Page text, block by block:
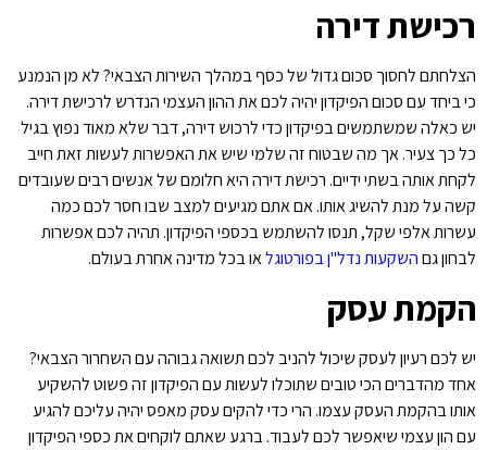
רכישת דירה
הצלחתם לחסוך סכום גדול של כסף במהלך השירות הצבאי? לא מן הנמנע
כי ביחד עם סכום הפיקדון יהיה לכם את ההון העצמי הנדרש לרכישת דירה.
יש כאלה שמשתמשים בפיקדון כדי לרכוש דירה, דבר שלא מאוד נפוץ בגיל
כל כך צעיר. אך מה שבטוח זה שלמי שיש את האפשרות לעשות זאת חייב
לקחת אותה בשתי ידיים. רכישת דירה היא חלומם של אנשים רבים שעובדים
קשה על מנת להשיג אותו. אם אתם מגיעים למצב שבו חסר לכם כמה
עשרות אלפי שקל, תנסו להשתמש בכספי הפיקדון. תהיה לכם אפשרות
לבחון גםהשקעות נדל"ן בפורטוגלאו בכל מדינה אחרת בעולם.
הקמת עסק
יש לכם רעיון לעסק שיכול להניב לכם תשואה גבוהה עם השחרור הצבאי?
אחד מהדברים הכי טובים שתוכלו לעשות עם הפיקדון זה פשוט להשקיע
אותו בהקמת העסק עצמו. הרי כדי להקים עסק מאפס יהיה עליכם להגיע
עם הון עצמי שיאפשר לכם לעבוד. ברגע שאתם לוקחים את כספי הפיקדון